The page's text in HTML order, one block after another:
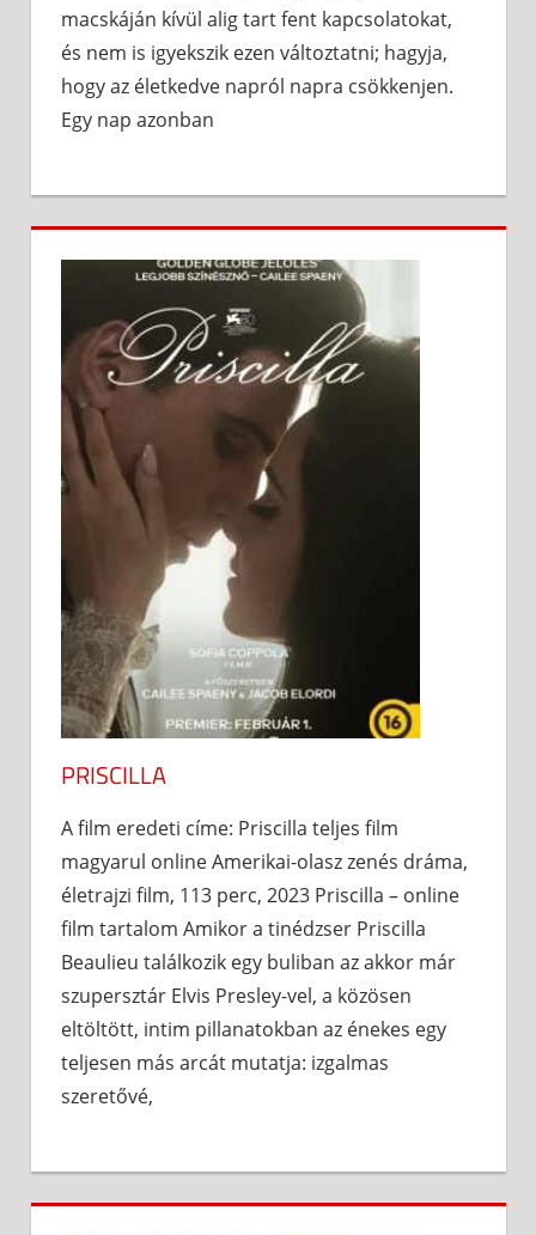
macskáján kívül alig tart fent kapcsolatokat,
és nem is igyekszik ezen változtatni; hagyja,
hogy az életkedve napról napra csökkenjen.
Egy nap azonban
PRISCILLA
A film eredeti címe: Priscilla teljes film
magyarul online Amerikai-olasz zenés dráma,
életrajzi film, 113 perc, 2023 Priscilla – online
film tartalom Amikor a tinédzser Priscilla
Beaulieu találkozik egy buliban az akkor már
szupersztár Elvis Presley-vel, a közösen
eltöltött, intim pillanatokban az énekes egy
teljesen más arcát mutatja: izgalmas
szeretővé,